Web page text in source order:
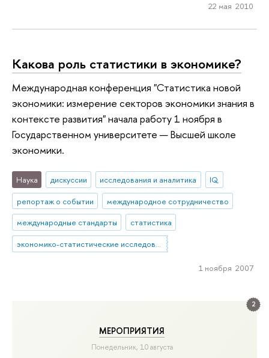
2
МЕРОПРИЯТИЯ
Понедельник, 10 августа
22 мая 2010
Какова роль статистики в экономике?
Международная конференция "Статистика новой
экономики: измерение секторов экономики знания в
контексте развития" начала работу 1 ноября в
Государственном университете — Высшей школе
экономики.
Наука дискуссии исследования и аналитика
IQ
репортаж о событии
международное сотрудничество
международные стандарты
статистика
экономико-статистические исследования
1 ноября 2007